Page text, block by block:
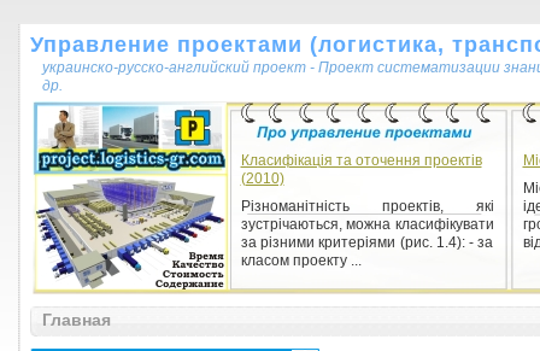
Управление проектами (логистика,
украинско-русско-английский проект - Проект систематизации
др.
Класифікація та оточення проектів
(2010)
Різноманітність проектів, які
зустрічаються, можна класифікувати
за різними критеріями (рис. 1.4): - за
класом проекту ...
Главная